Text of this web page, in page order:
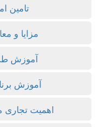
تامین
مزایا و
آموزش
آموزش
اهمیت